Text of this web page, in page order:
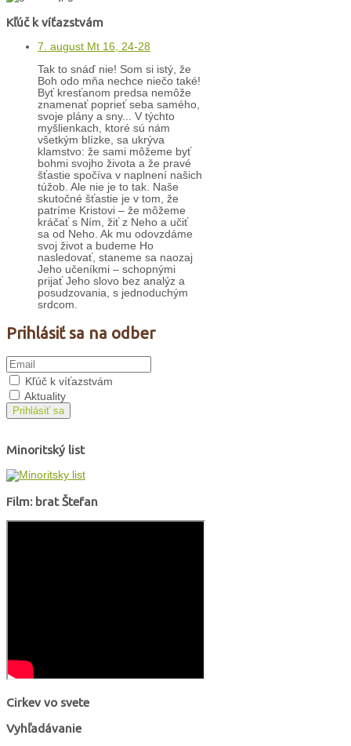
Kľúč k víťazstvám
7. august Mt 16, 24-28
Tak to snáď nie! Som si istý, že
Boh odo mňa nechce niečo také!
Byť kresťanom predsa nemôže
znamenať poprieť seba samého,
svoje plány a sny... V týchto
myšlienkach, ktoré sú nám
všetkým blízke, sa ukrýva
klamstvo: že sami môžeme byť
bohmi svojho života a že pravé
šťastie spočíva v naplnení našich
túžob. Ale nie je to tak. Naše
skutočné šťastie je v tom, že
patríme Kristovi – že môžeme
kráčať s Ním, žiť z Neho a učiť
sa od Neho. Ak mu odovzdáme
svoj život a budeme Ho
nasledovať, staneme sa naozaj
Jeho učeníkmi – schopnými
prijať Jeho slovo bez analýz a
posudzovania, s jednoduchým
srdcom.
Prihlásiť sa na odber
Kľúč k víťazstvám
Aktuality
Prihlásiť sa
Minoritský list
Film: brat Štefan
Cirkev vo svete
Vyhľadávanie